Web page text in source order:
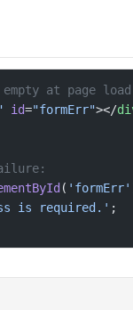
at page
id="formErr"></
( 'formErr'
is required.'
;